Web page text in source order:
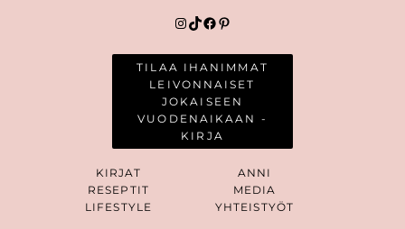
Instagram
TikTok
Facebook
Pinterest
TILAA IHANIMMAT
LEIVONNAISET
JOKAISEEN
VUODENAIKAAN -
KIRJA
KIRJAT
RESEPTIT
LIFESTYLE
ANNI
MEDIA
YHTEISTYÖT